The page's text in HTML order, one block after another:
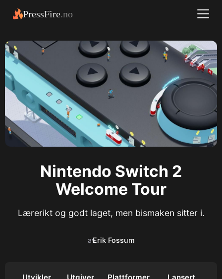
PressFire.no
Nintendo Switch 2
Welcome Tour
Lærerikt og godt laget, men bismaken sitter i.
avErik Fossum